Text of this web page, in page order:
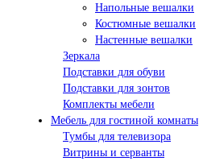
Напольные вешалки
Костюмные вешалки
Настенные вешалки
Зеркала
Подставки для обуви
Подставки для зонтов
Комплекты мебели
Мебель для гостиной комнаты
Тумбы для телевизора
Витрины и серванты